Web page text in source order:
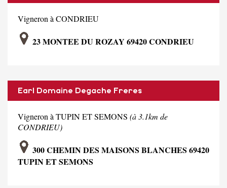
Vigneron à CONDRIEU
23 MONTEE DU ROZAY 69420 CONDRIEU
Earl Domaine Degache Freres
Vigneron à TUPIN ET SEMONS (à 3.1km de
CONDRIEU)
300 CHEMIN DES MAISONS BLANCHES 69420
TUPIN ET SEMONS